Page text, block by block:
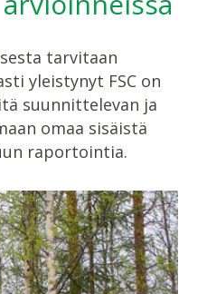
tarvitaan
yleistynyt FSC on
suunnittelevan ja
omaa sisäistä
raportointia.